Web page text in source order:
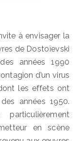
à envisager la
de Dostoïevski
années 1990
d’un virus
les effets ont
années 1950.
en scène